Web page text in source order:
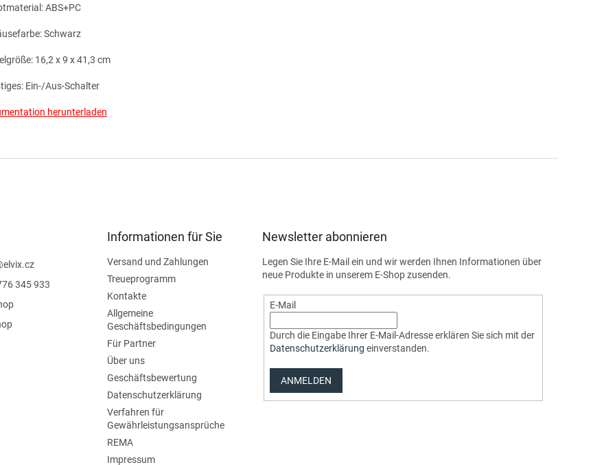
ABS+PC
Schwarz
16,2 x 9 x 41,3 cm
Ein-/Aus-Schalter
herunterladen
elvix.cz
345 933
Informationen für Sie
Versand und Zahlungen
Treueprogramm
Kontakte
Allgemeine
Geschäftsbedingungen
Für Partner
Über uns
Geschäftsbewertung
Datenschutzerklärung
Verfahren für
Gewährleistungsansprüche
REMA
Impressum
Newsletter abonnieren
Legen Sie Ihre E-Mail ein und wir werden Ihnen Informationen über
neue Produkte in unserem E-Shop zusenden.
E-Mail
Durch die Eingabe Ihrer E-Mail-Adresse erklären Sie sich mit der
Datenschutzerklärung einverstanden.
ANMELDEN